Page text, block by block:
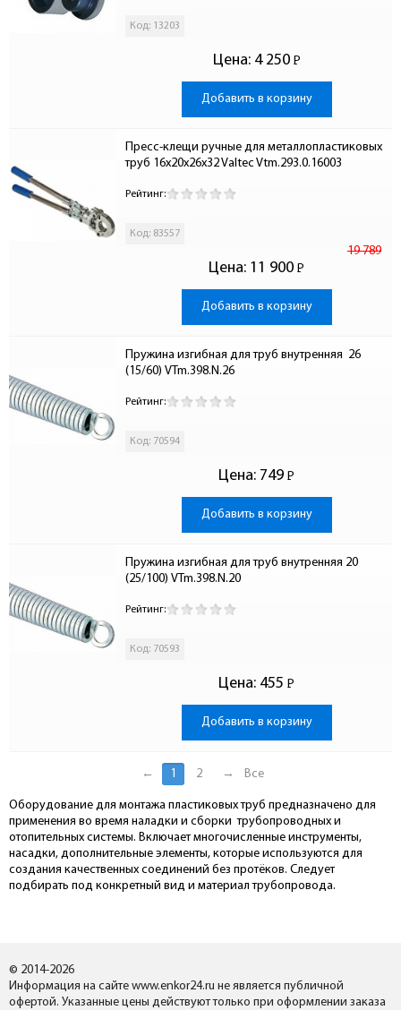
Код: 13203
Цена: 4 250 Р
-
Добавить в корзину
Пресс-клещи ручные для металлопластиковых
труб 16x20x26x32 Valtec Vtm.293.0.16003
Рейтинг:
Код: 83557
Цена:
19 789
11 900 Р
-
Добавить в корзину
Пружина изгибная для труб внутренняя  26
(15/60) VTm.398.N.26
Рейтинг:
Код: 70594
Цена: 749 Р
-
Добавить в корзину
Пружина изгибная для труб внутренняя 20
(25/100) VTm.398.N.20
Рейтинг:
Код: 70593
Цена: 455 Р
-
Добавить в корзину
← 1 2 → Все
Оборудование для монтажа пластиковых труб предназначено для
применения во время наладки и сборки трубопроводных и
отопительных системы. Включает многочисленные инструменты,
насадки, дополнительные элементы, которые используются для
создания качественных соединений без протёков. Следует
подбирать под конкретный вид и материал трубопровода.
© 2014-2026
Информация на сайте www.enkor24.ru не является публичной
офертой. Указанные цены действуют только при оформлении заказа